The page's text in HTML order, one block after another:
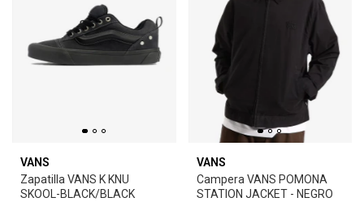
VANS
Zapatilla VANS K KNU
SKOOL-BLACK/BLACK
VANS
Campera VANS POMONA
STATION JACKET - NEGRO